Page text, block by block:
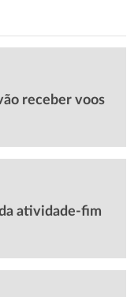
receber voos
atividade-fim